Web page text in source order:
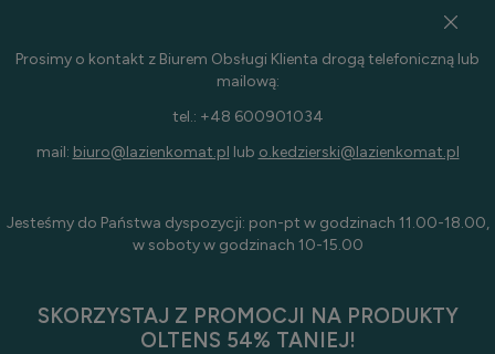
Prosimy o kontakt z Biurem Obsługi Klienta drogą telefoniczną lub
mailową:
tel.: +48 600901034
mail: biuro@lazienkomat.pl lub o.kedzierski@lazienkomat.pl
Jesteśmy do Państwa dyspozycji: pon-pt w godzinach 11.00-18.00,
w soboty w godzinach 10-15.00
SKORZYSTAJ Z PROMOCJI NA PRODUKTY
OLTENS 54% TANIEJ!